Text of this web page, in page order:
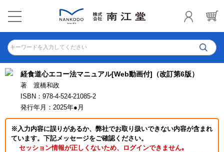
キーワードを入力してください
経食道心エコー法マニュアル[Web動画付]（改訂第6版）
著 渡橋和政
ISBN：978-4-524-21085-2
発行年月：2025年●月
※入力内容に誤りがあるか、弊社でお取り扱いできない内容が含まれ
ています。下記メッセージをご確認ください。
セッション情報が正しくないため、ログインできません｡